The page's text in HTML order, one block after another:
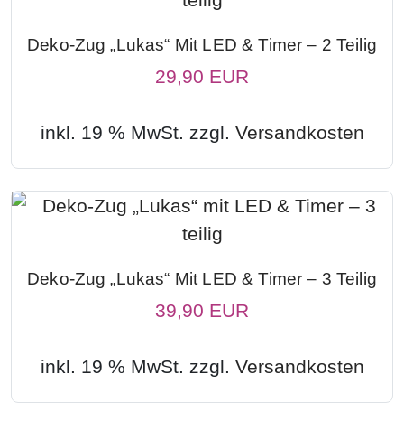
Deko-Zug „Lukas“ Mit LED & Timer – 2 Teilig
29,90 EUR
inkl. 19 % MwSt. zzgl. Versandkosten
Deko-Zug „Lukas“ Mit LED & Timer – 3 Teilig
39,90 EUR
inkl. 19 % MwSt. zzgl. Versandkosten